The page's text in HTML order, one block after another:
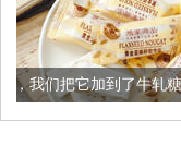
轧糖里 被列